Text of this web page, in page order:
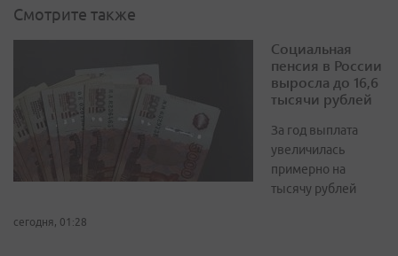
Смотрите также
Социальная
пенсия в России
выросла до 16,6
тысячи рублей
За год выплата
увеличилась
примерно на
тысячу рублей
сегодня, 01:28